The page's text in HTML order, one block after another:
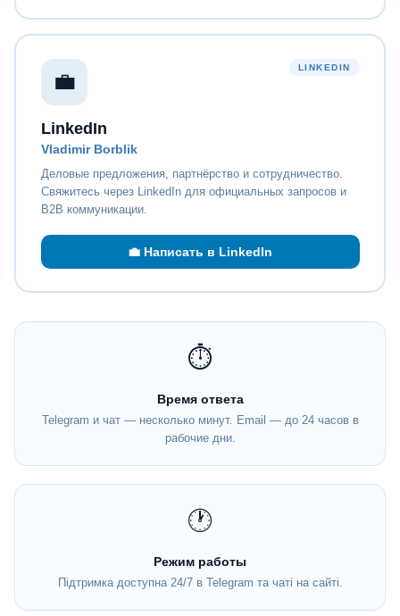
💼
LINKEDIN
LinkedIn
Vladimir Borblik
Деловые предложения, партнёрство и сотрудничество.
Свяжитесь через LinkedIn для официальных запросов и
B2B коммуникации.
💼 Написать в LinkedIn
⏱
Время ответа
Telegram и чат — несколько минут. Email — до 24 часов в
рабочие дни.
🕐
Режим работы
Підтримка доступна 24/7 в Telegram та чаті на сайті.